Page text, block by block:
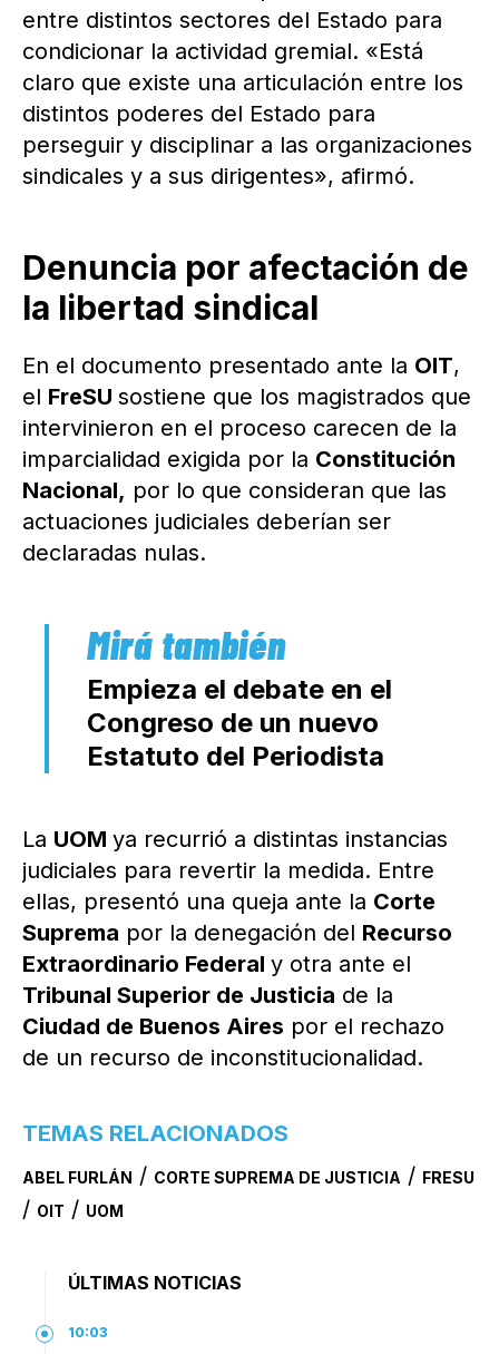
entre distintos sectores del Estado para
condicionar la actividad gremial. «Está
claro que existe una articulación entre los
distintos poderes del Estado para
perseguir y disciplinar a las organizaciones
sindicales y a sus dirigentes», afirmó.
Denuncia por afectación de
la libertad sindical
En el documento presentado ante la OIT,
el FreSU sostiene que los magistrados que
intervinieron en el proceso carecen de la
imparcialidad exigida por la Constitución
Nacional, por lo que consideran que las
actuaciones judiciales deberían ser
declaradas nulas.
Empieza el debate en el
Congreso de un nuevo
Estatuto del Periodista
La UOM ya recurrió a distintas instancias
judiciales para revertir la medida. Entre
ellas, presentó una queja ante la Corte
Suprema por la denegación del Recurso
Extraordinario Federal y otra ante el
Tribunal Superior de Justicia de la
Ciudad de Buenos Aires por el rechazo
de un recurso de inconstitucionalidad.
TEMAS RELACIONADOS
ABEL FURLÁN / CORTE SUPREMA DE JUSTICIA / FRESU
/ OIT / UOM
ÚLTIMAS NOTICIAS
10:03